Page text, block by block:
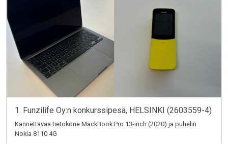
1. Funzilife Oy:n konkurssipesä, HELSINKI (2603559-4)
Kannettavaa tietokone MackBook Pro 13-inch (2020) ja puhelin
Nokia 8110 4G